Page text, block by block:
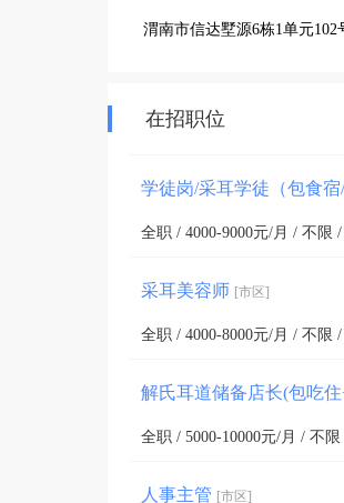
中医养生门店。我们用心，
渭南市信达墅源6栋1单元102
在招职位
学徒岗/采耳学徒（包食宿
全职 / 4000-9000元/月 / 不限
采耳美容师 [市区]
全职 / 4000-8000元/月 / 不限
解氏耳道储备店长(包吃
全职 / 5000-10000元/月 / 不
人事主管 [市区]